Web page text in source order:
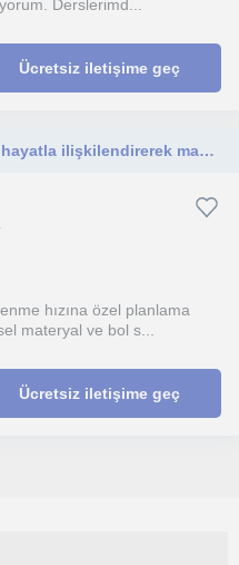
Derslerimd...
Ücretsiz iletişime geç
Kimyayı ezberletmeden, günlük hayatla ilişkilendirerek mantığını öğrenmek isteyen herkese yardımcı olmaktan mutluluk duyarım!
hızına özel planlama
materyal ve bol s...
Ücretsiz iletişime geç